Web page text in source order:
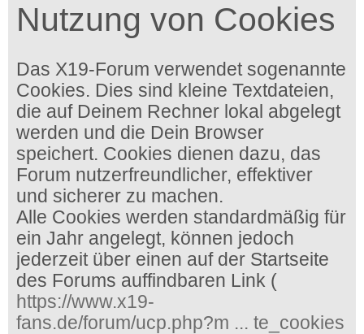
Nutzung von Cookies
Das X19-Forum verwendet sogenannte
Cookies. Dies sind kleine Textdateien,
die auf Deinem Rechner lokal abgelegt
werden und die Dein Browser
speichert. Cookies dienen dazu, das
Forum nutzerfreundlicher, effektiver
und sicherer zu machen.
Alle Cookies werden standardmäßig für
ein Jahr angelegt, können jedoch
jederzeit über einen auf der Startseite
des Forums auffindbaren Link (
https://www.x19-
fans.de/forum/ucp.php?m ... te_cookies